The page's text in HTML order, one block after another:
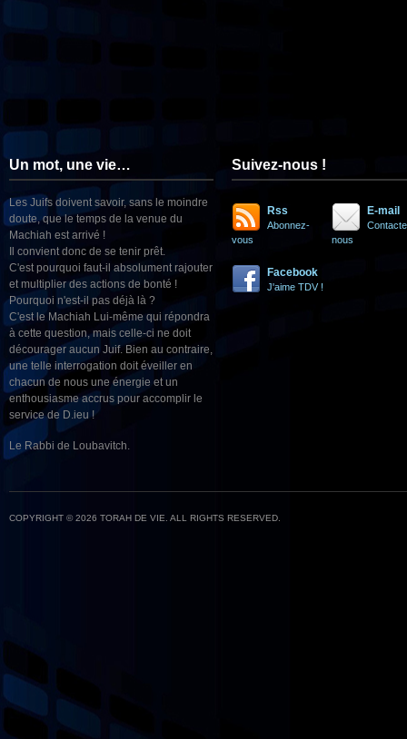
Un mot, une vie…
Les Juifs doivent savoir, sans le moindre
doute, que le temps de la venue du
Machiah est arrivé !
Il convient donc de se tenir prêt.
C'est pourquoi faut-il absolument rajouter
et multiplier des actions de bonté !
Pourquoi n'est-il pas déjà là ?
C'est le Machiah Lui-même qui répondra
à cette question, mais celle-ci ne doit
décourager aucun Juif. Bien au contraire,
une telle interrogation doit éveiller en
chacun de nous une énergie et un
enthousiasme accrus pour accomplir le
service de D.ieu !
Le Rabbi de Loubavitch.
Suivez-nous !
Rss
Abonnez-
vous
E-mail
nous
Facebook
J'aime TDV !
COPYRIGHT © 2026 TORAH DE VIE. ALL RIGHTS RESERVED.